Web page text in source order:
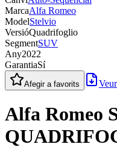
MarcaAlfa Romeo
ModelStelvio
VersióQuadrifoglio
SegmentSUV
Any2022
GarantiaSí
Afegir a favorits
Alfa Romeo